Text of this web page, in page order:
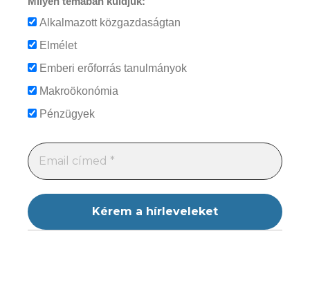
Alkalmazott közgazdaságtan
Elmélet
Emberi erőforrás tanulmányok
Makroökonómia
Pénzügyek